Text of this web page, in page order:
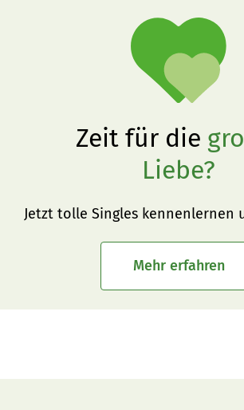
Zeit für die
Liebe?
Jetzt tolle Singles kennenlernen
Mehr erfahren